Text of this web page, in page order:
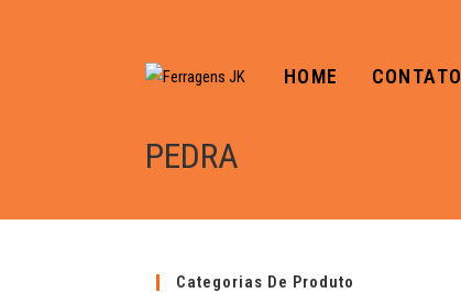
HOME CONTATO
PEDRA
Categorias De Produto